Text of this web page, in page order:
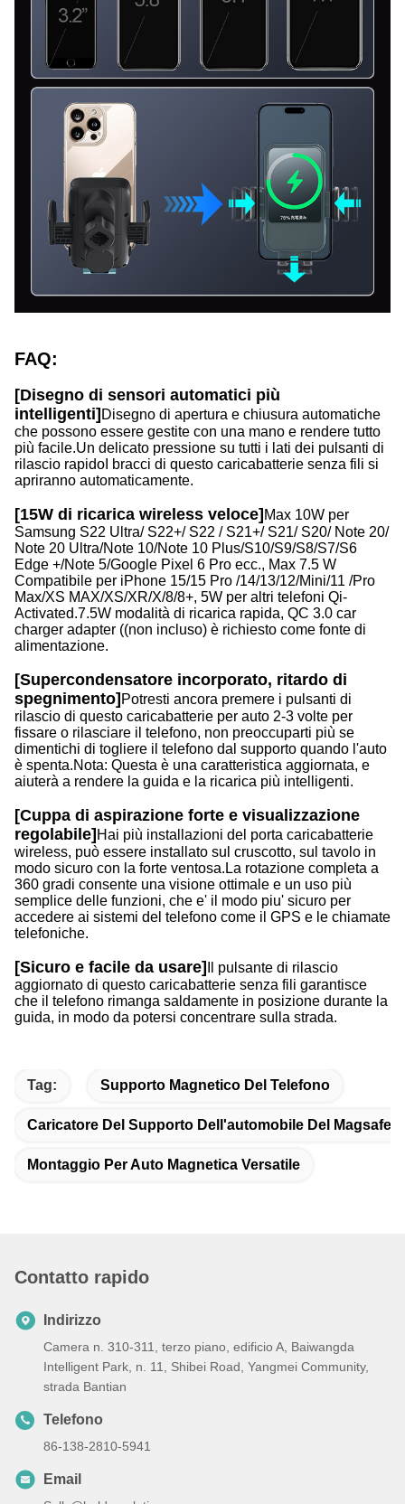
FAQ:
[Disegno di sensori automatici più
intelligenti]Disegno di apertura e chiusura automatiche
che possono essere gestite con una mano e rendere tutto
più facile.Un delicato pressione su tutti i lati dei pulsanti di
rilascio rapidoI bracci di questo caricabatterie senza fili si
apriranno automaticamente.
[15W di ricarica wireless veloce]Max 10W per
Samsung S22 Ultra/ S22+/ S22 / S21+/ S21/ S20/ Note 20/
Note 20 Ultra/Note 10/Note 10 Plus/S10/S9/S8/S7/S6
Edge +/Note 5/Google Pixel 6 Pro ecc., Max 7.5 W
Compatibile per iPhone 15/15 Pro /14/13/12/Mini/11 /Pro
Max/XS MAX/XS/XR/X/8/8+, 5W per altri telefoni Qi-
Activated.7.5W modalità di ricarica rapida, QC 3.0 car
charger adapter ((non incluso) è richiesto come fonte di
alimentazione.
[Supercondensatore incorporato, ritardo di
spegnimento]Potresti ancora premere i pulsanti di
rilascio di questo caricabatterie per auto 2-3 volte per
fissare o rilasciare il telefono, non preoccuparti più se
dimentichi di togliere il telefono dal supporto quando l'auto
è spenta.Nota: Questa è una caratteristica aggiornata, e
aiuterà a rendere la guida e la ricarica più intelligenti.
[Cuppa di aspirazione forte e visualizzazione
regolabile]Hai più installazioni del porta caricabatterie
wireless, può essere installato sul cruscotto, sul tavolo in
modo sicuro con la forte ventosa.La rotazione completa a
360 gradi consente una visione ottimale e un uso più
semplice delle funzioni, che e' il modo piu' sicuro per
accedere ai sistemi del telefono come il GPS e le chiamate
telefoniche.
[Sicuro e facile da usare] Il pulsante di rilascio
aggiornato di questo caricabatterie senza fili garantisce
che il telefono rimanga saldamente in posizione durante la
guida, in modo da potersi concentrare sulla strada.
Tag: Supporto Magnetico Del Telefono
Caricatore Del Supporto Dell'automobile Del Magsafe
Montaggio Per Auto Magnetica Versatile
Contatto rapido
Indirizzo
Camera n. 310-311, terzo piano, edificio A, Baiwangda
Intelligent Park, n. 11, Shibei Road, Yangmei Community,
strada Bantian
Telefono
86-138-2810-5941
Email